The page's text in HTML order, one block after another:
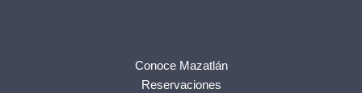
Conoce Mazatlán
Reservaciones